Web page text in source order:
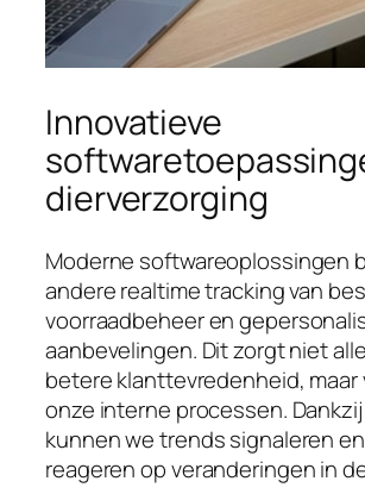
Innovatieve
dierverzorging
Moderne softwareoplossingen
andere realtime tracking van
voorraadbeheer en
aanbevelingen. Dit zorgt niet
betere klanttevredenheid,
onze interne processen.
kunnen we trends signaleren
reageren op veranderingen in